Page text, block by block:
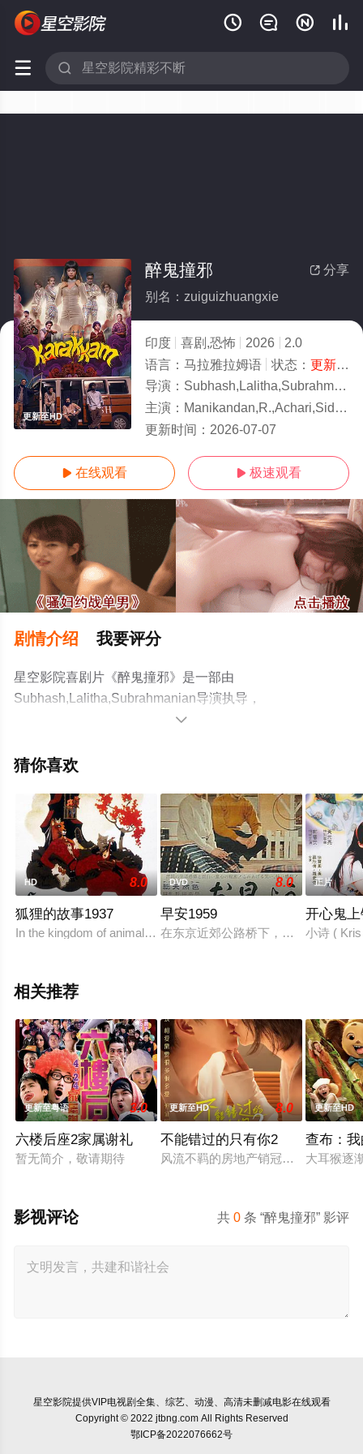
   
 
更新至HD
 分享
醉鬼撞邪
别名：zuiguizhuangxie
印度 喜剧,恐怖 2026
2.0
语言： 马拉雅拉姆语 状态： 更新至HD/高清
导演： Subhash,Lalitha,Subrahmanian
主演： Manikandan,R.,Achari,Sidharth,Bharathan,斯里纳特·巴西,Bijukuttan,Femi
更新时间： 2026-07-07
 在线观看  极速观看
剧情介绍 我要评分
星空影院喜剧片《醉鬼撞邪》是一部由
Subhash,Lalitha,Subrahmanian导演执导，
Manikandan,R.,Achari,Sidharth,Bharathan,斯里纳特·巴
的印度电影，手机免费观看高清无删减完整版电影大全就
或剧情网等平台了解。

猜你喜欢
HD 8.0
狐狸的故事1937
In the kingdom of animals, Master Fox is used to trick and fool
DVD 8.0
早安1959
在东京近郊公路桥下，矗立着几间普
正片
开心鬼
小诗 (
相关推荐
更新至粤语 3.0
六楼后座2家属谢礼
暂无简介，敬请期待
更新至HD 8.0
不能错过的只有你2
风流不羁的房地产销冠江来（吴翊歌
更新至HD
查布：
大耳猴逐
共0 条 “醉鬼撞邪” 影评
影视评论
星空影院提供VIP电视剧全集、综艺、动漫、高清未删减电影在线观看
Copyright © 2022 jtbng.com All Rights Reserved
鄂ICP备2022076662号